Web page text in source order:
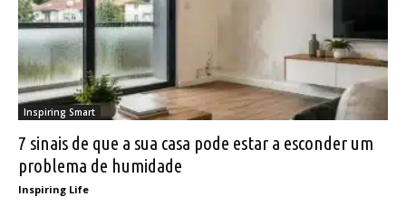
Inspiring Smart
7 sinais de que a sua casa pode estar a esconder um
problema de humidade
Inspiring Life